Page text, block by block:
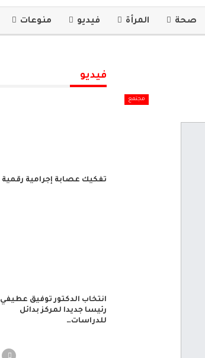
صحة المرأة فيديو منوعات
مجتمع
فيديو
تفكيك عصابة إجرامية رقمية
انتخاب الدكتور توفيق عطيفي
رئيسا جديدا لمركز بدائل
للدراسات…